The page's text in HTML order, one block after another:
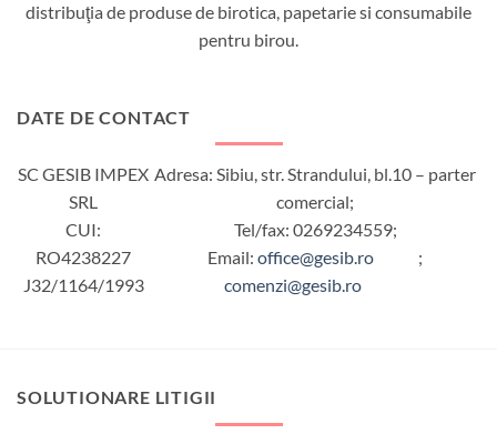
distribuţia de produse de birotica, papetarie si consumabile
pentru birou.
DATE DE CONTACT
SC GESIB IMPEX
SRL
CUI:
RO4238227
J32/1164/1993
Adresa: Sibiu, str. Strandului, bl.10 – parter
comercial;
Tel/fax: 0269234559;
Email:office@gesib.ro
;
comenzi@gesib.ro
SOLUTIONARE LITIGII